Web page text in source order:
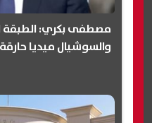
مصطفى بكري: الطبقة
والسوشيال ميديا